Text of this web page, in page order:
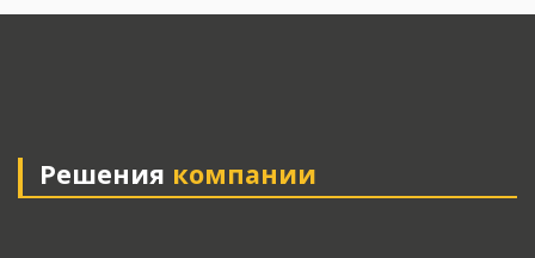
Решения компании